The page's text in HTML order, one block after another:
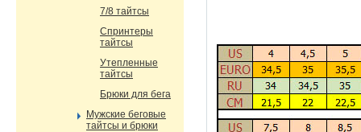
7/8 тайтсы
Спринтеры
тайтсы
Утепленные
тайтсы
Брюки для бега
Мужские беговые
тайтсы и брюки